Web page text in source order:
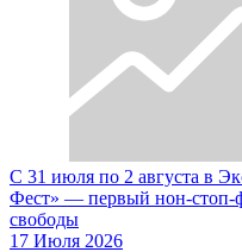
С 31 июля по 2 августа в
Фест» — первый нон-стоп-
свободы
17 Июля 2026